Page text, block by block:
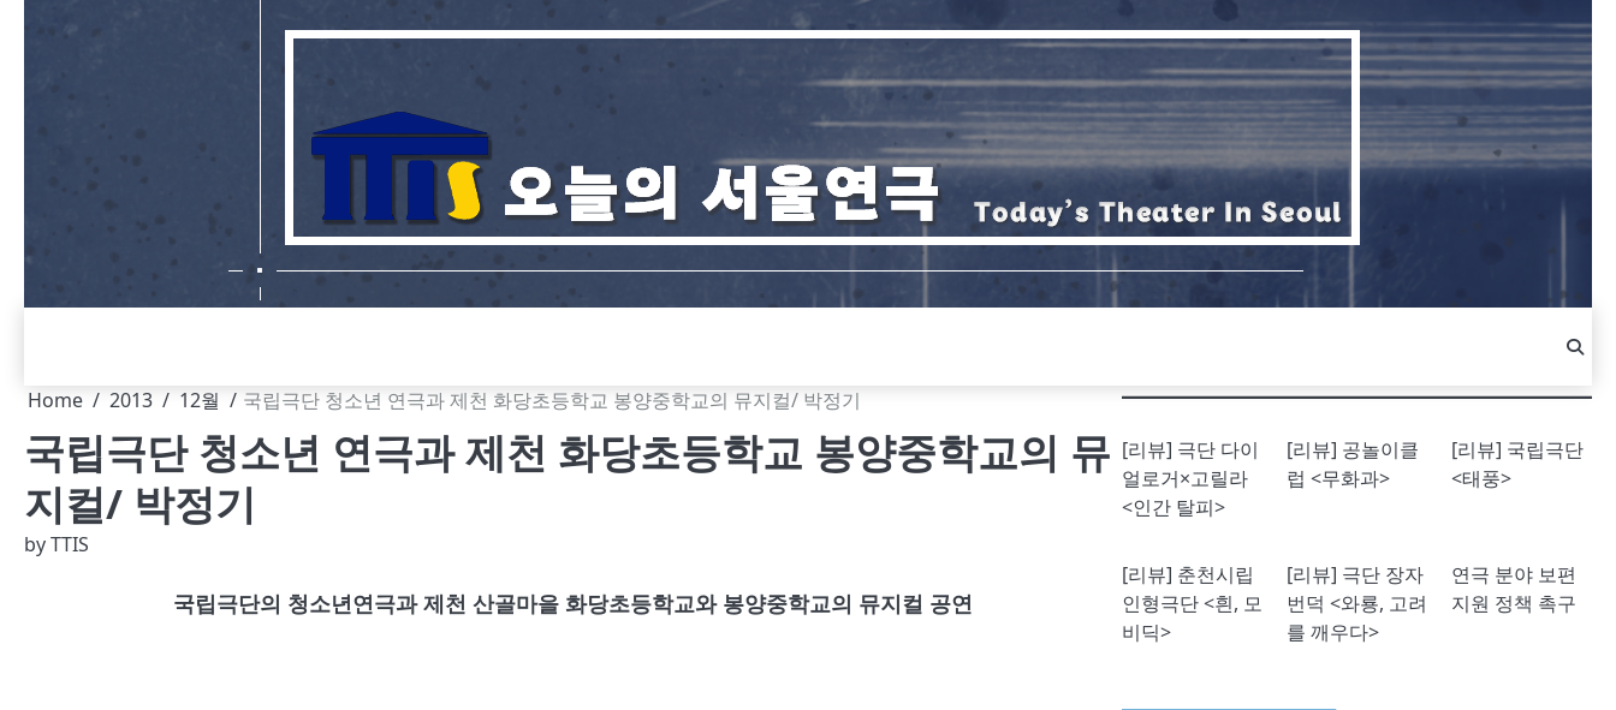
Home 2013 12월 국립극단 청소년 연극과 제천 화당초등학교 봉양중학교의 뮤지컬/ 박정기
국립극단 청소년 연극과 제천 화당초등학교 봉양중학교의 뮤
지컬/ 박정기
byTTIS
국립극단의 청소년연극과 제천 산골마을 화당초등학교와 봉양중학교의 뮤지컬 공연
[리뷰] 극단 다이
얼로거×고릴라
<인간 탈피>
[리뷰] 공놀이클
럽 <무화과>
[리뷰] 국립극단
<태풍>
[리뷰] 춘천시립
인형극단 <흰, 모
비딕>
[리뷰] 극단 장자
번덕 <와룡, 고려
를 깨우다>
연극 분야 보편
지원 정책 촉구